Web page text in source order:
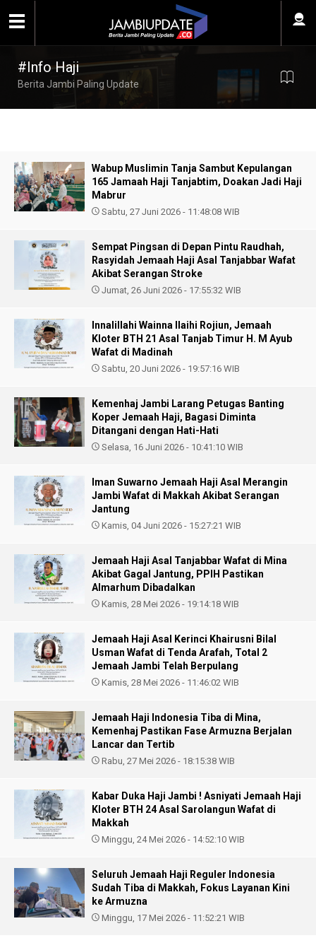
#Info Haji
Berita Jambi Paling Update
Wabup Muslimin Tanja Sambut Kepulangan
165 Jamaah Haji Tanjabtim, Doakan Jadi Haji
Mabrur
Sabtu, 27 Juni 2026 - 11:48:08 WIB
Sempat Pingsan di Depan Pintu Raudhah,
Rasyidah Jemaah Haji Asal Tanjabbar Wafat
Akibat Serangan Stroke
Jumat, 26 Juni 2026 - 17:55:32 WIB
Innalillahi Wainna Ilaihi Rojiun, Jemaah
Kloter BTH 21 Asal Tanjab Timur H. M Ayub
Wafat di Madinah
Sabtu, 20 Juni 2026 - 19:57:16 WIB
Kemenhaj Jambi Larang Petugas Banting
Koper Jemaah Haji, Bagasi Diminta
Ditangani dengan Hati-Hati
Selasa, 16 Juni 2026 - 10:41:10 WIB
Iman Suwarno Jemaah Haji Asal Merangin
Jambi Wafat di Makkah Akibat Serangan
Jantung
Kamis, 04 Juni 2026 - 15:27:21 WIB
Jemaah Haji Asal Tanjabbar Wafat di Mina
Akibat Gagal Jantung, PPIH Pastikan
Almarhum Dibadalkan
Kamis, 28 Mei 2026 - 19:14:18 WIB
Jemaah Haji Asal Kerinci Khairusni Bilal
Usman Wafat di Tenda Arafah, Total 2
Jemaah Jambi Telah Berpulang
Kamis, 28 Mei 2026 - 11:46:02 WIB
Jemaah Haji Indonesia Tiba di Mina,
Kemenhaj Pastikan Fase Armuzna Berjalan
Lancar dan Tertib
Rabu, 27 Mei 2026 - 18:15:38 WIB
Kabar Duka Haji Jambi ! Asniyati Jemaah Haji
Kloter BTH 24 Asal Sarolangun Wafat di
Makkah
Minggu, 24 Mei 2026 - 14:52:10 WIB
Seluruh Jemaah Haji Reguler Indonesia
Sudah Tiba di Makkah, Fokus Layanan Kini
ke Armuzna
Minggu, 17 Mei 2026 - 11:52:21 WIB